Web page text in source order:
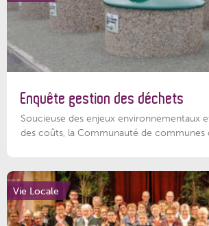
Enquête gestion des déchets
Soucieuse des enjeux environnementaux
des coûts, la Communauté de communes
Vie Locale